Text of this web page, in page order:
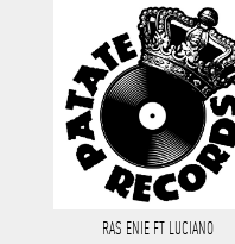
RAS ENIE FT LUCIANO